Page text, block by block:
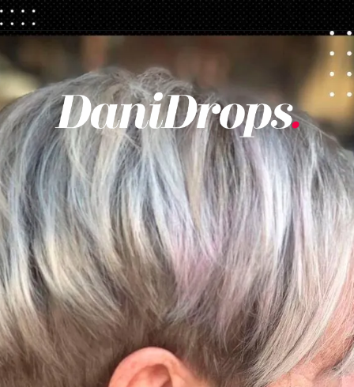
https://danidrops.com.br/fr/categorie/cheveu/